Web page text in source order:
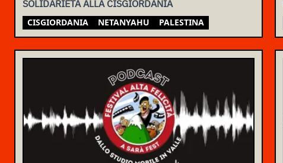
SOLIDARIETÀ ALLA CISGIORDANIA
CISGIORDANIA NETANYAHU PALESTINA